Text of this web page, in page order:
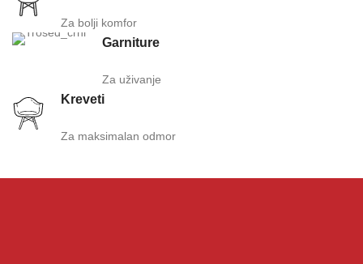
Za bolji komfor
Garniture
Za uživanje
Kreveti
Za maksimalan odmor